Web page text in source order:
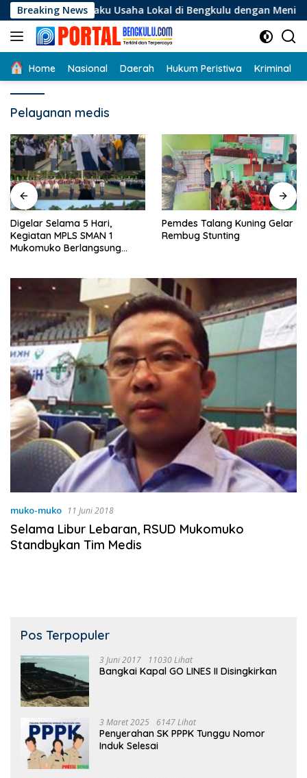
Langsung
ke
konten
Breaking News
Pelaku Usaha Lokal di Bengkulu dengan Meningkatkan
Home Nasional Daerah Hukum Peristiwa Kriminal
Pelayanan medis
Digelar Selama 5 Hari,
Kegiatan MPLS SMAN 1
Mukomuko Berlangsung
Pemdes Talang Kuning Gelar
Rembug Stunting
muko-muko 11 Juni 2018
Selama Libur Lebaran, RSUD Mukomuko
Standbykan Tim Medis
Pos Terpopuler
3 Juni 2017 11030 Lihat
Bangkai Kapal GO LINES II Disingkirkan
3 Maret 2025 6147 Lihat
Penyerahan SK PPPK Tunggu Nomor
Induk Selesai